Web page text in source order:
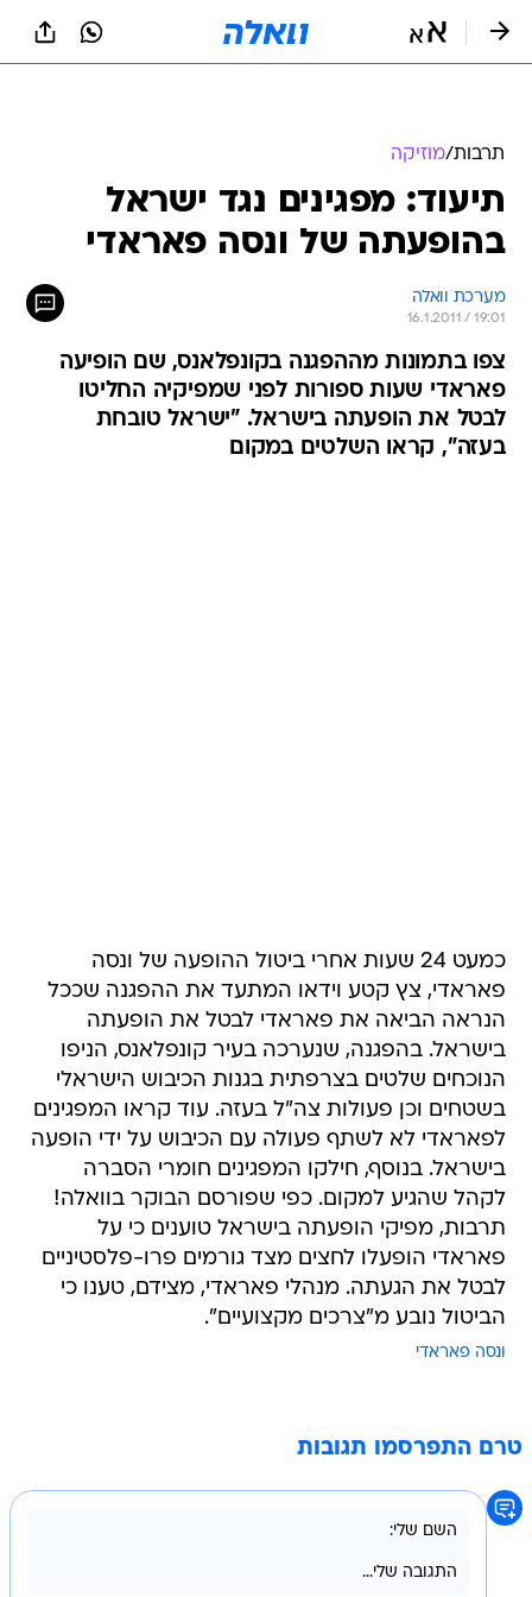
תרבות/מוזיקה
תיעוד: מפגינים נגד ישראל
בהופעתה של ונסה פאראדי
מערכת וואלה
16.1.2011 / 19:01
צפו בתמונות מההפגנה בקונפלאנס, שם הופיעה
פאראדי שעות ספורות לפני שמפיקיה החליטו
לבטל את הופעתה בישראל. "ישראל טובחת
בעזה", קראו השלטים במקום
כמעט 24 שעות אחרי ביטול ההופעה של ונסה
פאראדי, צץ קטע וידאו המתעד את ההפגנה שככל
הנראה הביאה את פאראדי לבטל את הופעתה
בישראל. בהפגנה, שנערכה בעיר קונפלאנס, הניפו
הנוכחים שלטים בצרפתית בגנות הכיבוש הישראלי
בשטחים וכן פעולות צה"ל בעזה. עוד קראו המפגינים
לפאראדי לא לשתף פעולה עם הכיבוש על ידי הופעה
בישראל. בנוסף, חילקו המפגינים חומרי הסברה
לקהל שהגיע למקום. כפי שפורסם הבוקר בוואלה!
תרבות, מפיקי הופעתה בישראל טוענים כי על
פאראדי הופעלו לחצים מצד גורמים פרו-פלסטיניים
לבטל את הגעתה. מנהלי פאראדי, מצידם, טענו כי
הביטול נובע מ"צרכים מקצועיים".
ונסה פאראדי
טרם התפרסמו תגובות